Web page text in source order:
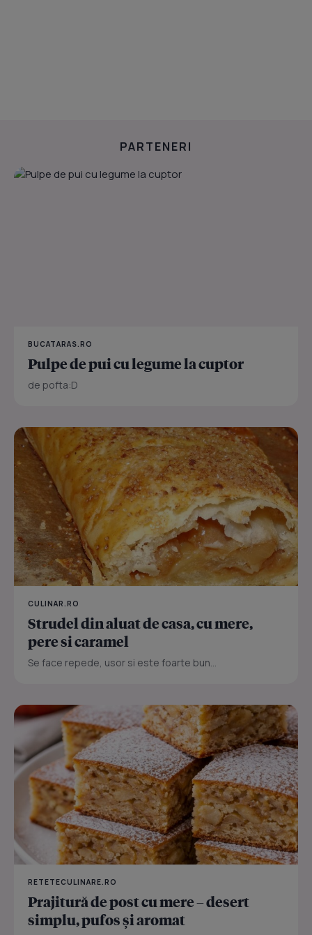
PARTENERI
BUCATARAS.RO
Pulpe de pui cu legume la cuptor
de pofta:D
CULINAR.RO
Strudel din aluat de casa, cu mere,
pere si caramel
Se face repede, usor si este foarte bun...
RETETECULINARE.RO
Prajitură de post cu mere – desert
simplu, pufos și aromat